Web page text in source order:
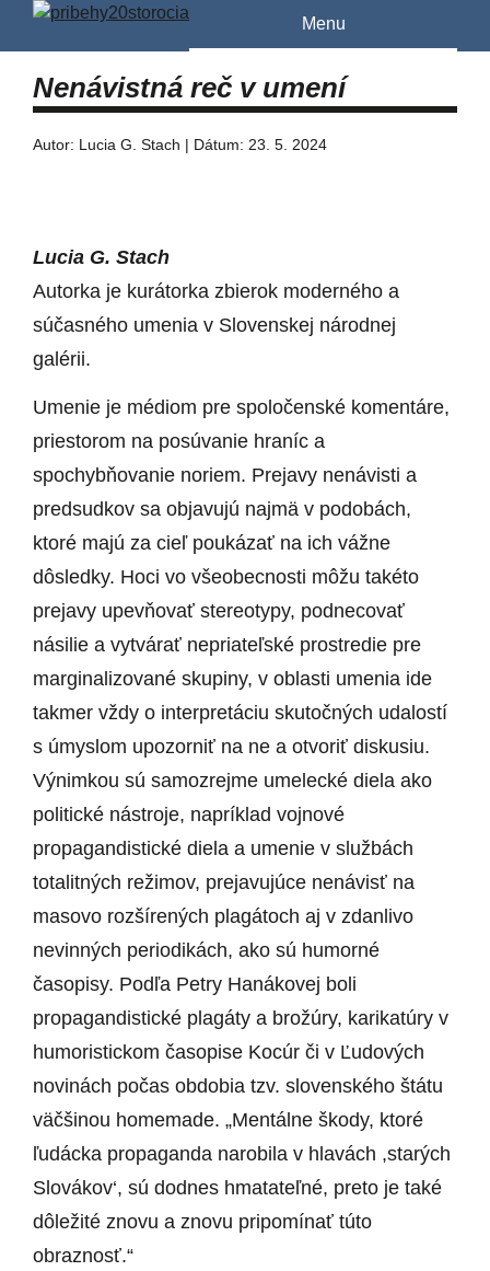
Menu
Nenávistná reč v umení
Autor: Lucia G. Stach | Dátum: 23. 5. 2024
Lucia G. Stach
Autorka je kurátorka zbierok moderného a
súčasného umenia v Slovenskej národnej
galérii.
Umenie je médiom pre spoločenské komentáre,
priestorom na posúvanie hraníc a
spochybňovanie noriem. Prejavy nenávisti a
predsudkov sa objavujú najmä v podobách,
ktoré majú za cieľ poukázať na ich vážne
dôsledky. Hoci vo všeobecnosti môžu takéto
prejavy upevňovať stereotypy, podnecovať
násilie a vytvárať nepriateľské prostredie pre
marginalizované skupiny, v oblasti umenia ide
takmer vždy o interpretáciu skutočných udalostí
s úmyslom upozorniť na ne a otvoriť diskusiu.
Výnimkou sú samozrejme umelecké diela ako
politické nástroje, napríklad vojnové
propagandistické diela a umenie v službách
totalitných režimov, prejavujúce nenávisť na
masovo rozšírených plagátoch aj v zdanlivo
nevinných periodikách, ako sú humorné
časopisy. Podľa Petry Hanákovej boli
propagandistické plagáty a brožúry, karikatúry v
humoristickom časopise Kocúr či v Ľudových
novinách počas obdobia tzv. slovenského štátu
väčšinou homemade. „Mentálne škody, ktoré
ľudácka propaganda narobila v hlavách ,starých
Slovákov‘, sú dodnes hmatateľné, preto je také
dôležité znovu a znovu pripomínať túto
obraznosť.“